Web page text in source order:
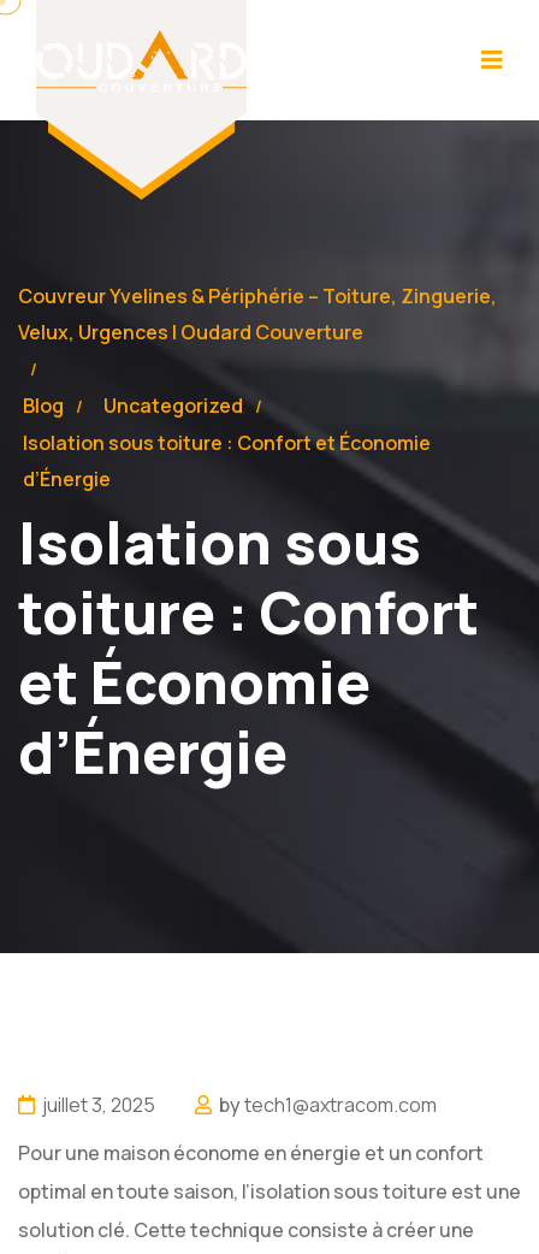
Couvreur Yvelines & Périphérie – Toiture, Zinguerie,
Velux, Urgences | Oudard Couverture
Blog
Uncategorized
Isolation sous toiture : Confort et Économie
d’Énergie
Isolation sous
toiture : Confort
et Économie
d’Énergie
juillet 3, 2025 bytech1@axtracom.com
Pour une maison économe en énergie et un confort
optimal en toute saison, l’isolation sous toiture est une
solution clé. Cette technique consiste à créer une